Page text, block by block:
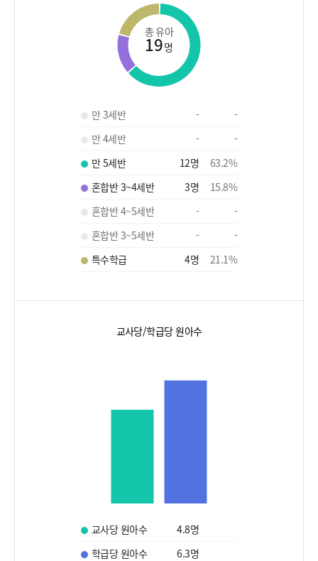
총 유아
19명
만 3세반 -
-
만 4세반
-
-
만 5세반
12명 63.2%
혼합반 3~4세반
3명 15.8%
혼합반 4~5세반
-
-
혼합반 3~5세반
-
-
특수학급
4명 21.1%
교사당/학급당 원아수
교사당 원아수 4.8명
학급당 원아수
6.3명